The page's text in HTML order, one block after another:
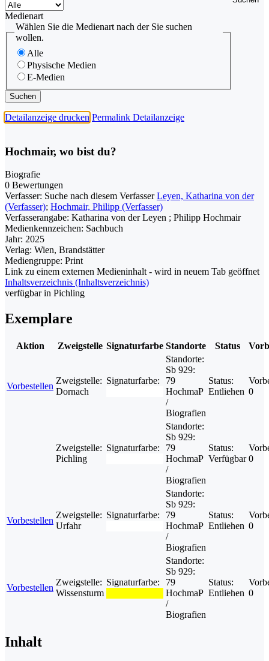
Medienart
Wählen Sie die Medienart nach der Sie suchen
wollen.
Alle
Physische Medien
E-Medien
Detailanzeige drucken Permalink Detailanzeige
Hochmair, wo bist du?
Biografie
0 Bewertungen
Verfasser: Suche nach diesem Verfasser Leyen, Katharina von der
(Verfasser); Hochmair, Philipp (Verfasser)
Verfasserangabe: Katharina von der Leyen ; Philipp Hochmair
Medienkennzeichen: Sachbuch
Jahr: 2025
Verlag: Wien, Brandstätter
Mediengruppe: Print
Link zu einem externen Medieninhalt - wird in neuem Tab geöffnet
Inhaltsverzeichnis (Inhaltsverzeichnis)
verfügbar in Pichling
Exemplare
Aktion Zweigstelle Signaturfarbe Standorte Status
Vorbestellen
Zweigstelle:
Dornach
Signaturfarbe:
Standorte:
Sb 929:
79
HochmaP
/
Biografien
Status:
Entliehen 0
Zweigstelle:
Pichling
Signaturfarbe:
Standorte:
Sb 929:
79
HochmaP
/
Biografien
Status:
Verfügbar 0
Vorbestellen
Zweigstelle:
Urfahr
Signaturfarbe:
Standorte:
Sb 929:
79
HochmaP
/
Biografien
Status:
Entliehen 0
Vorbestellen
Zweigstelle:
Wissensturm
Signaturfarbe:
Standorte:
Sb 929:
79
HochmaP
/
Biografien
Status:
Entliehen 0
Inhalt